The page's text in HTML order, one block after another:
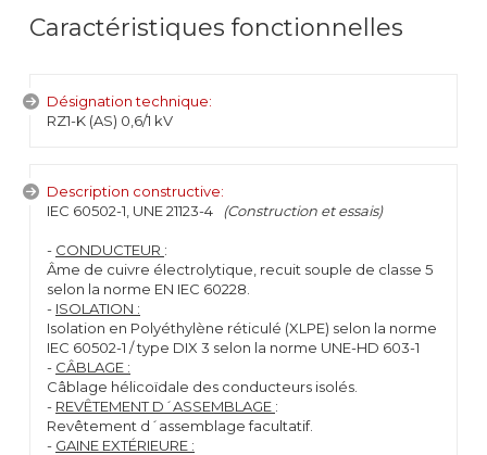
Caractéristiques fonctionnelles
Désignation technique:
RZ1-K (AS) 0,6/1 kV
Description constructive:
IEC 60502-1, UNE 21123-4
(Construction et essais)
- CONDUCTEUR :
Âme de cuivre électrolytique, recuit souple de classe 5
selon la norme EN IEC 60228.
- ISOLATION :
Isolation en Polyéthylène réticulé (XLPE) selon la norme
IEC 60502-1 / type DIX 3 selon la norme UNE-HD 603-1
- CÂBLAGE :
Câblage hélicoïdale des conducteurs isolés.
- REVÊTEMENT D´ASSEMBLAGE :
Revêtement d´assemblage facultatif.
- GAINE EXTÉRIEURE :